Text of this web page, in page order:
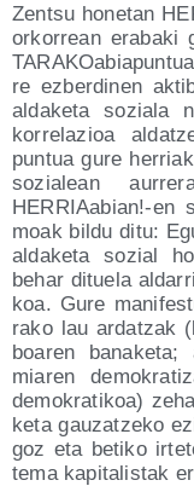
Zen­tsu hone­tan
orko­rrean era­ba­ki
re ezber­di­nen
alda­ke­ta sozia­la
korre­la­zioa
pun­tua gure
sozia­lean
HERRIAabian!-
moak bil­du ditu:
alda­ke­ta sozial
behar ditue­la
koa. Gure
ra­ko lau ardatzak
boa­ren bana­ke­ta;
mia­ren
demo­kra­ti­koa)
ke­ta gau­zatze­ko
goz eta beti­ko
te­ma kapi­ta­lis­tak